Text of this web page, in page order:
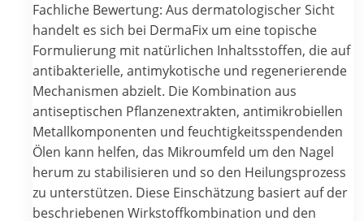
Fachliche Bewertung: Aus dermatologischer Sicht
handelt es sich bei DermaFix um eine topische
Formulierung mit natürlichen Inhaltsstoffen, die auf
antibakterielle, antimykotische und regenerierende
Mechanismen abzielt. Die Kombination aus
antiseptischen Pflanzenextrakten, antimikrobiellen
Metallkomponenten und feuchtigkeitsspendenden
Ölen kann helfen, das Mikroumfeld um den Nagel
herum zu stabilisieren und so den Heilungsprozess
zu unterstützen. Diese Einschätzung basiert auf der
beschriebenen Wirkstoffkombination und den